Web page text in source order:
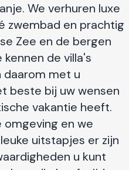
We verhuren luxe
zwembad en prachtig
Zee en de bergen
kennen de villa's
daarom met u
beste bij uw wensen
vakantie heeft.
omgeving en we
uitstapjes er zijn
u kunt